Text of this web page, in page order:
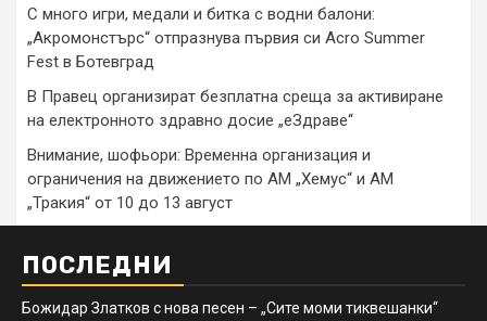
С много игри, медали и битка с водни балони:
„Акромонстърс“ отпразнува първия си Acro Summer
Fest в Ботевград
В Правец организират безплатна среща за активиране
на електронното здравно досие „еЗдраве“
Внимание, шофьори: Временна организация и
ограничения на движението по АМ „Хемус“ и АМ
„Тракия“ от 10 до 13 август
ПОСЛЕДНИ
Божидар Златков с нова песен – „Сите моми тиквешанки“